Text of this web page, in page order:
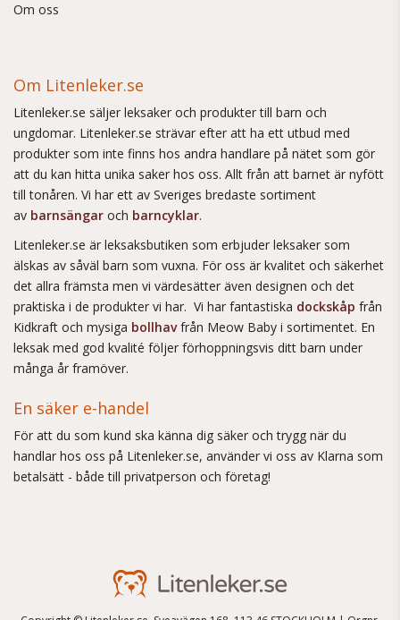
Om oss
Om Litenleker.se
Litenleker.se säljer leksaker och produkter till barn och
ungdomar. Litenleker.se strävar efter att ha ett utbud med
produkter som inte finns hos andra handlare på nätet som gör
att du kan hitta unika saker hos oss. Allt från att barnet är nyfött
till tonåren. Vi har ett av Sveriges bredaste sortiment
av barnsängar och barncyklar.
Litenleker.se är leksaksbutiken som erbjuder leksaker som
älskas av såväl barn som vuxna. För oss är kvalitet och säkerhet
det allra främsta men vi värdesätter även designen och det
praktiska i de produkter vi har. Vi har fantastiska dockskåp från
Kidkraft och mysiga bollhavfrån Meow Baby i sortimentet. En
leksak med god kvalité följer förhoppningsvis ditt barn under
många år framöver.
En säker e-handel
För att du som kund ska känna dig säker och trygg när du
handlar hos oss på Litenleker.se, använder vi oss av Klarna som
betalsätt - både till privatperson och företag!